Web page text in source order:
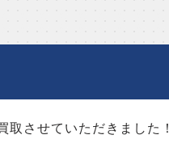
させていただきました！